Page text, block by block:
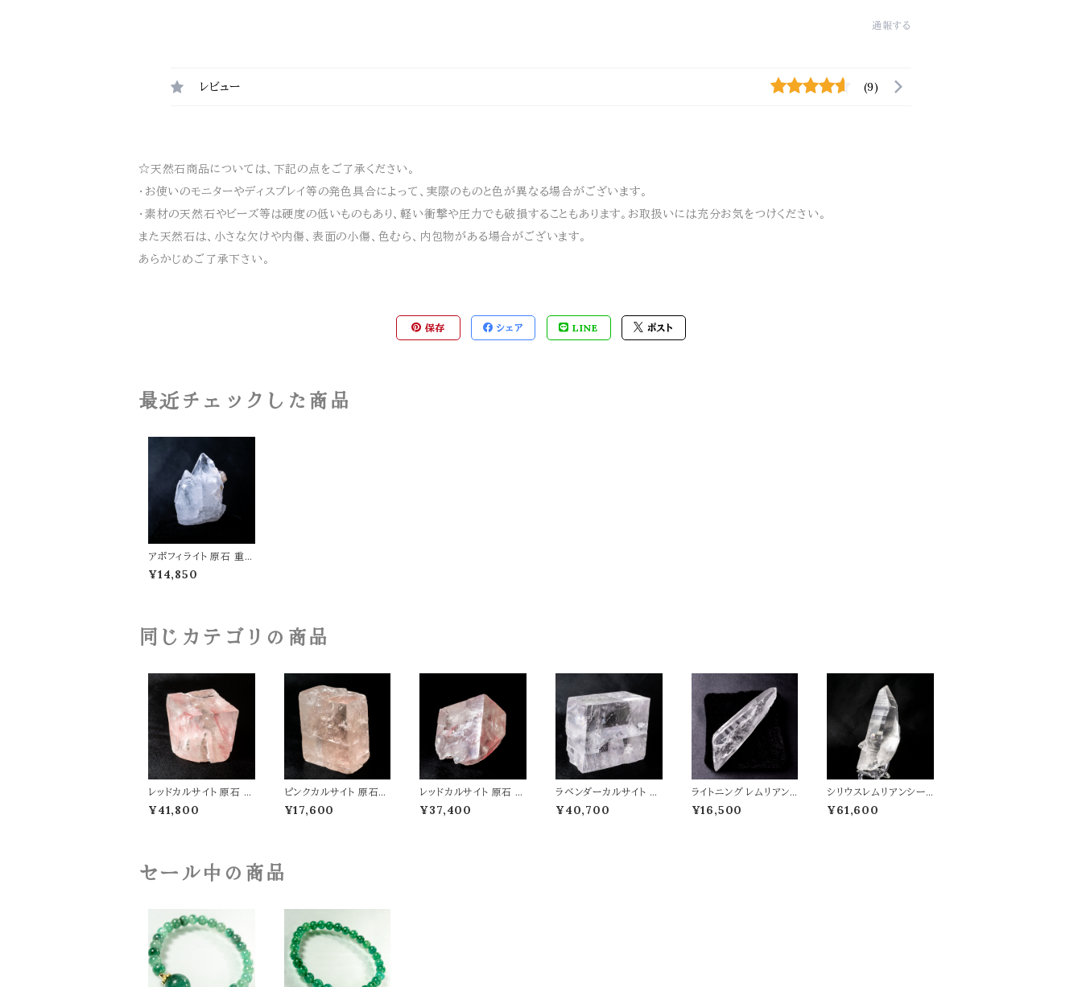
通報する
レビュー (9)
☆天然石商品については、下記の点をご了承ください。
・お使いのモニターやディスプレイ等の発色具合によって、実際のものと色が異なる場合がございます。
・素材の天然石やビーズ等は硬度の低いものもあり、軽い衝撃や圧力でも破損することもあります。お取扱いには充分お気をつけください。
また天然石は、小さな欠けや内傷、表面の小傷、色むら、内包物がある場合がございます。
あらかじめご了承下さい。
保存 シェア LINE ポスト
最近チェックした商品
アポフィライト 原石 重さ
48g 魚眼石 天然石 パ
ワーストーン 鉱物 結晶
¥14,850
同じカテゴリの商品
レッドカルサイト 原石 重
さ179g 天然石 パワース
トーン t0586
¥41,800
ピンクカルサイト 原石
重さ169g 天然石 パワ
ーストーン t0585
¥17,600
レッドカルサイト 原石 重
さ134g 天然石 パワー
ストーン t0584
¥37,400
ラベンダーカルサイト 原
石 重さ319g 天然石 パ
ワーストーン t0583
¥40,700
ライトニング レムリアン
シード 水晶 原石 ポイン
ト 虹入り 35g レムリア
¥16,500
シリウスレムリアンシード
水晶 原石 ポイント 虹入
り レムリアン水晶 177g
¥61,600
セール中の商品